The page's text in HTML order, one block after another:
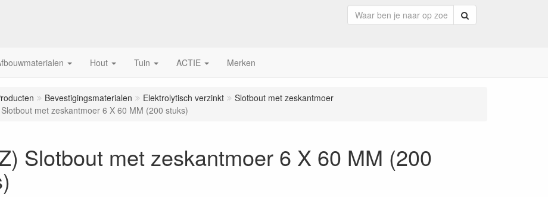
Hout Tuin ACTIE Merken
Bevestigingsmaterialen Elektrolytisch verzinkt
Slotbout met zeskantmoer
met zeskantmoer 6 X 60 MM (200 stuks)
Slotbout met zeskantmoer 6 X 60 MM (200